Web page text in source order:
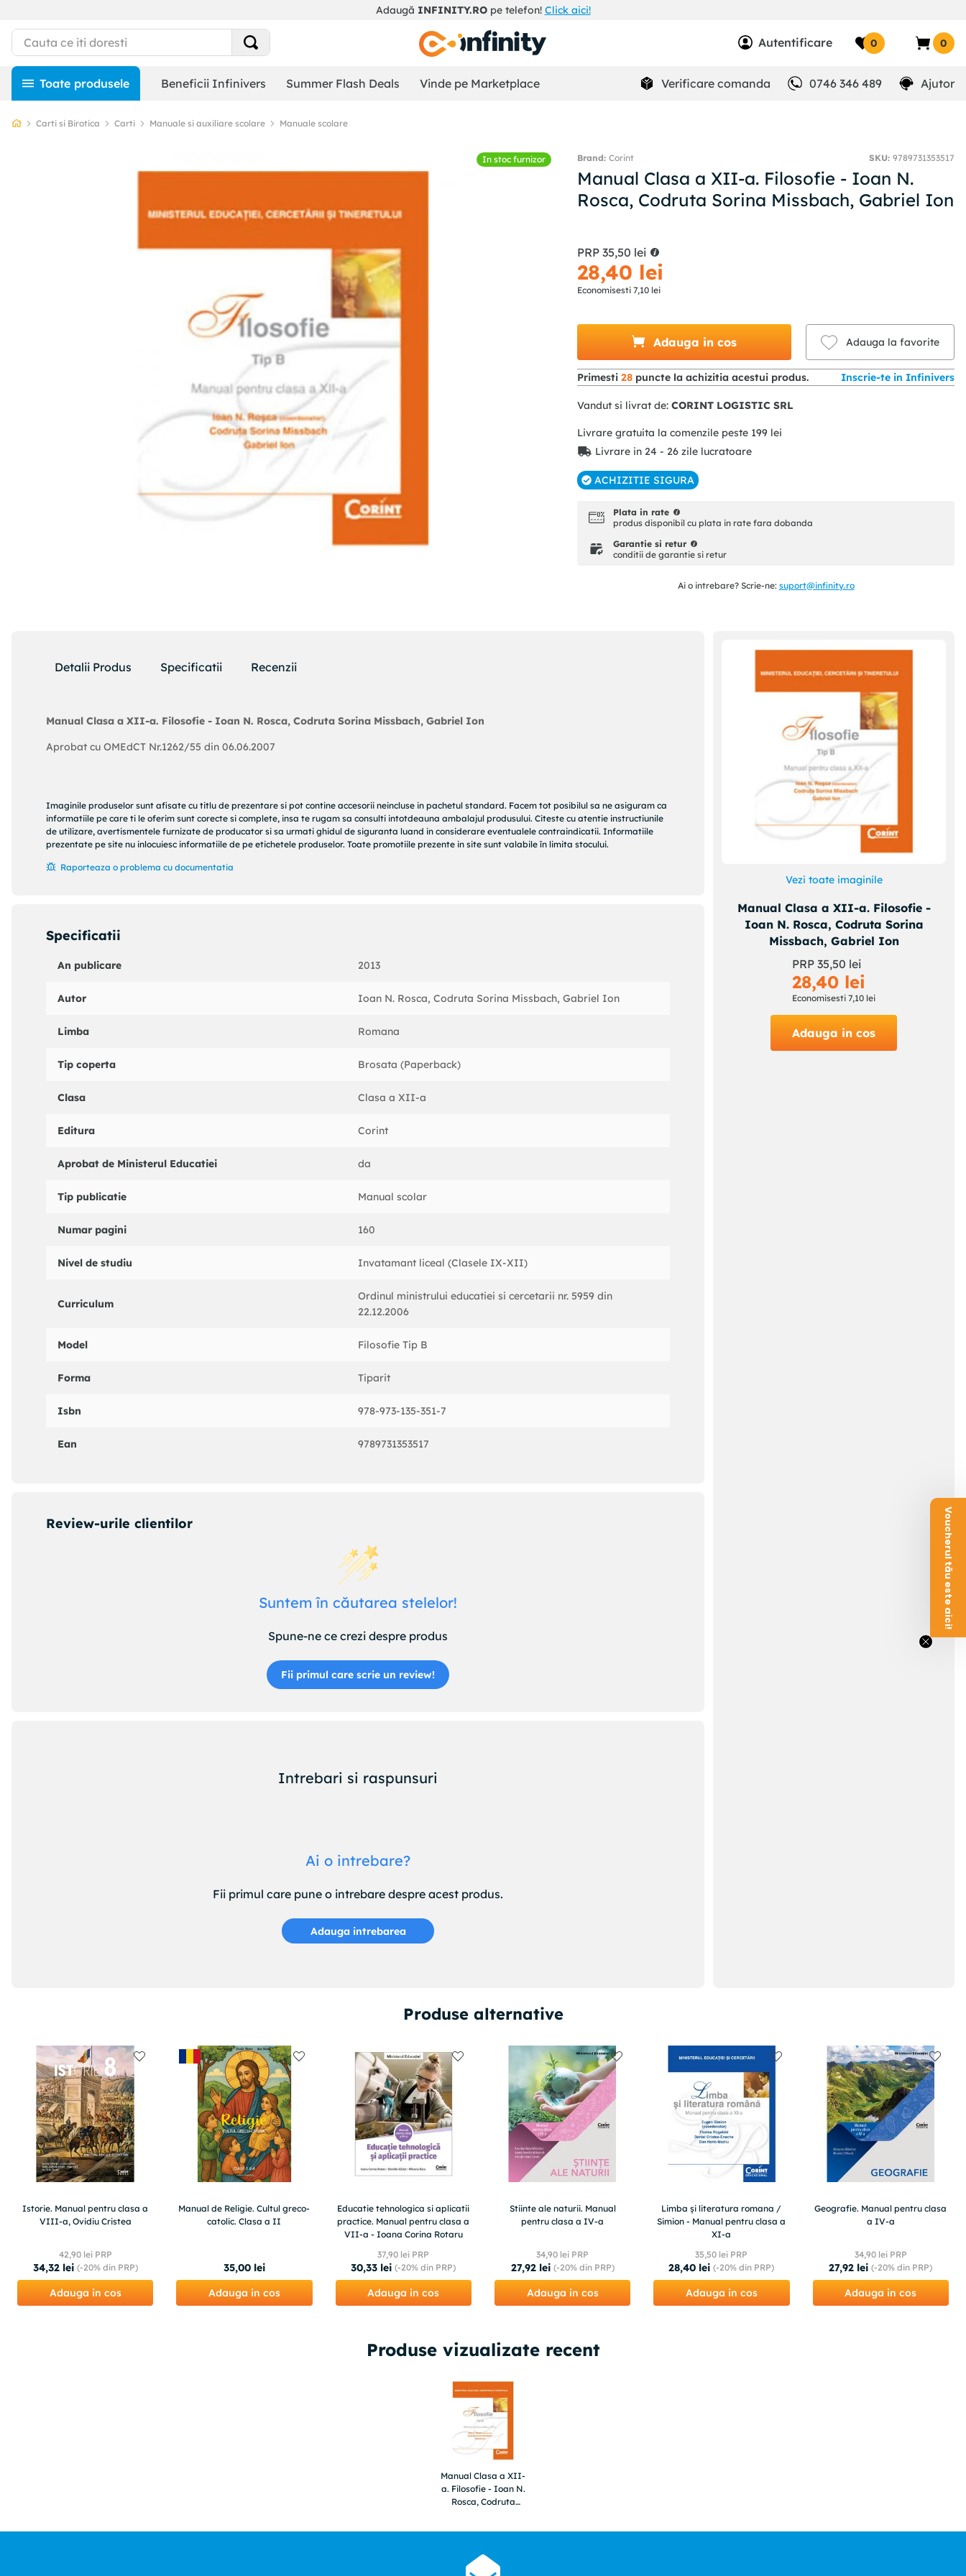
Adaugă INFINITY.ROpe telefon! Click aici!
Autentificare 0 0
Beneficii Infinivers Summer Flash Deals Vinde pe Marketplace Verificare comanda 0746 346 489 Ajutor
Carti si Birotica Carti Manuale si auxiliare scolare Manuale scolare
In stoc furnizor Corint SKU: 9789731353517
Manual Clasa a XII-a. Filosofie - Ioan N.
Rosca, Codruta Sorina Missbach, Gabriel Ion
PRP35,50 lei
28,40 lei
Economisesti7,10 lei
Adauga in cos Adauga la favorite
Primesti28 puncte la achizitia acestui produs. Inscrie-te in Infinivers
Vandut si livrat de: CORINT LOGISTIC SRL
Livrare gratuita la comenzile peste 199 lei
Livrare in 24 - 26 zile lucratoare
ACHIZITIE SIGURA
Plata in rate
produs disponibil cu plata in rate fara dobanda
Garantie si retur
conditii de garantie si retur
Ai o intrebare? Scrie-ne: suport@infinity.ro
Detalii Produs Specificatii Recenzii
Manual Clasa a XII-a. Filosofie - Ioan N. Rosca, Codruta Sorina Missbach, Gabriel Ion
Aprobat cu OMEdCT Nr.1262/55 din 06.06.2007
Imaginile produselor sunt afisate cu titlu de prezentare si pot contine accesorii neincluse in pachetul standard. Facem tot posibilul sa ne asiguram ca
informatiile pe care ti le oferim sunt corecte si complete, insa te rugam sa consulti intotdeauna ambalajul produsului. Citeste cu atentie instructiunile
de utilizare, avertismentele furnizate de producator si sa urmati ghidul de siguranta luand in considerare eventualele contraindicatii. Informatiile
prezentate pe site nu inlocuiesc informatiile de pe etichetele produselor. Toate promotiile prezente in site sunt valabile în limita stocului.
Raporteaza o problema cu documentatia
Specificatii
An publicare 2013
Autor Ioan N. Rosca, Codruta Sorina Missbach, Gabriel Ion
Limba Romana
Tip coperta Brosata (Paperback)
Clasa Clasa a XII-a
Editura Corint
Aprobat de Ministerul Educatiei da
Tip publicatie Manual scolar
Numar pagini 160
Nivel de studiu Invatamant liceal (Clasele IX-XII)
Curriculum
Ordinul ministrului educatiei si cercetarii nr. 5959 din
22.12.2006
Model Filosofie Tip B
Forma Tiparit
Isbn 978-973-135-351-7
Ean 9789731353517
Review-urile clientilor
Suntem în căutarea stelelor!
Spune-ne ce crezi despre produs
Fii primul care scrie un review!
Intrebari si raspunsuri
Ai o intrebare?
Fii primul care pune o intrebare despre acest produs.
Adauga intrebarea
Vezi toate imaginile
Manual Clasa a XII-a. Filosofie -
Ioan N. Rosca, Codruta Sorina
Missbach, Gabriel Ion
PRP 35,50 lei
28,40 lei
Economisesti 7,10 lei
Adauga in cos
Produse alternative
Istorie. Manual pentru clasa a
VIII-a, Ovidiu Cristea
42,90lei PRP
34,32 lei (-20%din PRP)
Adauga in cos
Manual de Religie. Cultul greco-
catolic. Clasa a II
35,00 lei
Adauga in cos
Educatie tehnologica si aplicatii
practice. Manual pentru clasa a
VII-a - Ioana Corina Rotaru
37,90 lei PRP
30,33 lei (-20% din PRP)
Adauga in cos
Stiinte ale naturii. Manual
pentru clasa a IV-a
34,90 lei PRP
27,92 lei (-20%din PRP)
Adauga in cos
Limba şi literatura romana /
Simion - Manual pentru clasa a
XI-a
35,50 lei PRP
28,40 lei (-20% din PRP)
Adauga in cos
Geografie. Manual pentru clasa
a IV-a
34,90lei PRP
27,92 lei (-20% din PRP)
Adauga in cos
Produse vizualizate recent
Manual Clasa a XII-
a. Filosofie - Ioan N.
Rosca, Codruta
Voucherul tău este aici!